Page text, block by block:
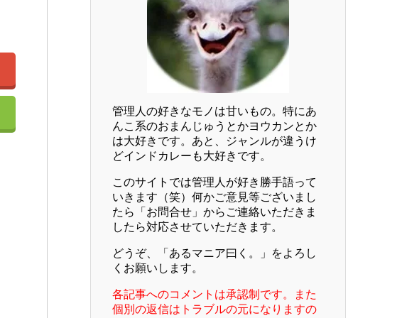
管理人の好きなモノは甘いもの。特にあ
んこ系のおまんじゅうとかヨウカンとか
は大好きです。あと、ジャンルが違うけ
どインドカレーも大好きです。
このサイトでは管理人が好き勝手語って
いきます（笑）何かご意見等ございまし
たら「お問合せ」からご連絡いただきま
したら対応させていただきます。
どうぞ、「あるマニア曰く。」をよろし
くお願いします。
各記事へのコメントは承認制です。また
個別の返信はトラブルの元になりますの